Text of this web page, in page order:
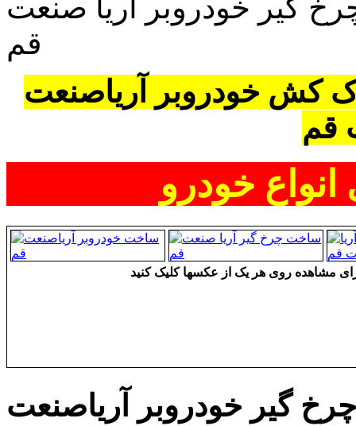
گیر خودروبر آریا صنعت
قم
کش خودروبر آریاصنعت
قم
خودرو
مشاهده روی هر یک از عکسها کلیک کنید
گیر خودروبر آریاصنعت